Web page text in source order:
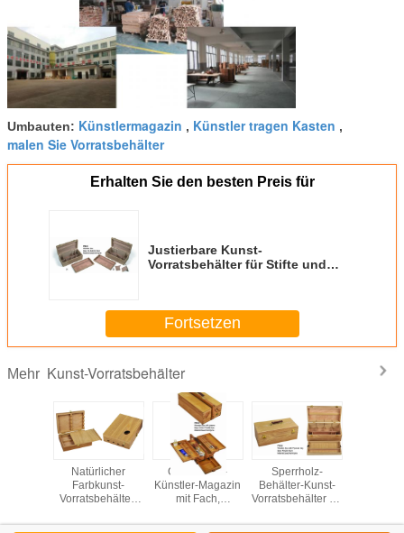
Umbauten: Künstlermagazin , Künstler tragen Kasten ,
malen Sie Vorratsbehälter
Erhalten Sie den besten Preis für
Justierbare Kunst-
Vorratsbehälter für Stifte und
Fortsetzen
Mehr Kunst-Vorratsbehälter
mit
Natürlicher
Farbkunst-
Vorratsbehälter-
Kasten-privates
Commecial-
Künstler-Magazin
mit Fach,
Handwerks-
Sperrholz-
Behälter-Kunst-
Vorratsbehälter für
Siebungs-Logo